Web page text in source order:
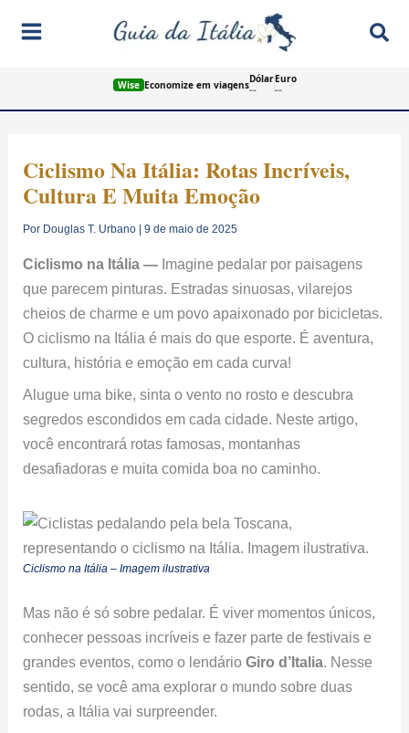
para
Wise Economize em viagensDólar
--
Euro
--
Ciclismo Na Itália: Rotas Incríveis,
Cultura E Muita Emoção
Por Douglas T. Urbano |9 de maio de 2025
Ciclismo na Itália — Imagine pedalar por paisagens
que parecem pinturas. Estradas sinuosas, vilarejos
cheios de charme e um povo apaixonado por bicicletas.
O ciclismo na Itália é mais do que esporte. É aventura,
cultura, história e emoção em cada curva!
Alugue uma bike, sinta o vento no rosto e descubra
segredos escondidos em cada cidade. Neste artigo,
você encontrará rotas famosas, montanhas
desafiadoras e muita comida boa no caminho.
Ciclismo na Itália – Imagem ilustrativa
Mas não é só sobre pedalar. É viver momentos únicos,
conhecer pessoas incríveis e fazer parte de festivais e
grandes eventos, como o lendárioGiro d’Italia . Nesse
sentido, se você ama explorar o mundo sobre duas
rodas, a Itália vai surpreender.